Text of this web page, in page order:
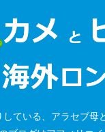
ている、アラセブ母